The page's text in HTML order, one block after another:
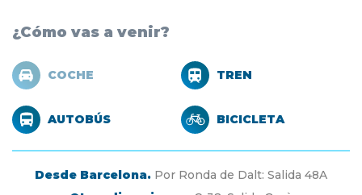
¿Cómo vas a venir?
COCHE TREN
AUTOBÚS BICICLETA
Desde Barcelona. Por Ronda de Dalt: Salida 48A